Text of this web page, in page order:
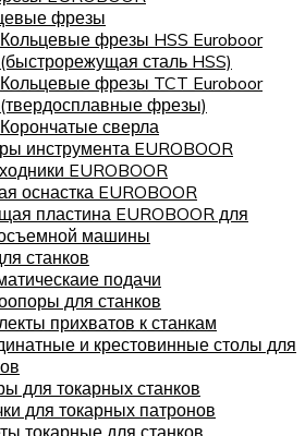
фрезы
Кольцевые фрезы HSS Euroboor
(быстрорежущая сталь HSS)
Кольцевые фрезы TCT Euroboor
(твердосплавные фрезы)
Корончатые сверла
инструмента EUROBOOR
EUROBOOR
оснастка EUROBOOR
пластина EUROBOOR для
машины
станков
подачи
для станков
прихватов к станкам
и крестовинные столы для
для токарных станков
для токарных патронов
токарные для станков